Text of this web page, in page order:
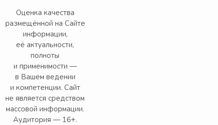
Оценка качества
размещённой на Сайте
информации,
её актуальности,
полноты
и применимости —
в Вашем ведении
и компетенции. Сайт
не является средством
массовой информации.
Аудитория — 16+.